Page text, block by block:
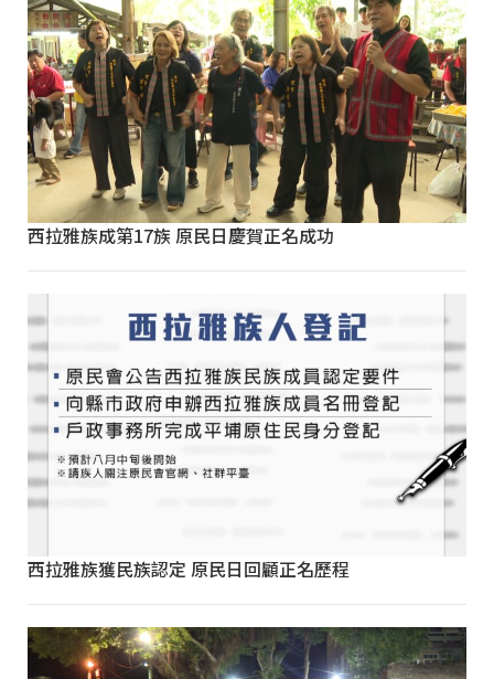
西拉雅族成第17族 原民日慶賀正名成功
西拉雅族獲民族認定 原民日回顧正名歷程